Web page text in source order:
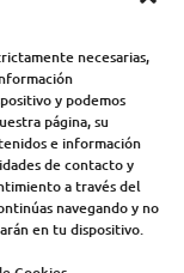
necesarias,
y podemos
página, su
e información
de contacto y
a través del
navegando y no
en tu dispositivo.
de Baños